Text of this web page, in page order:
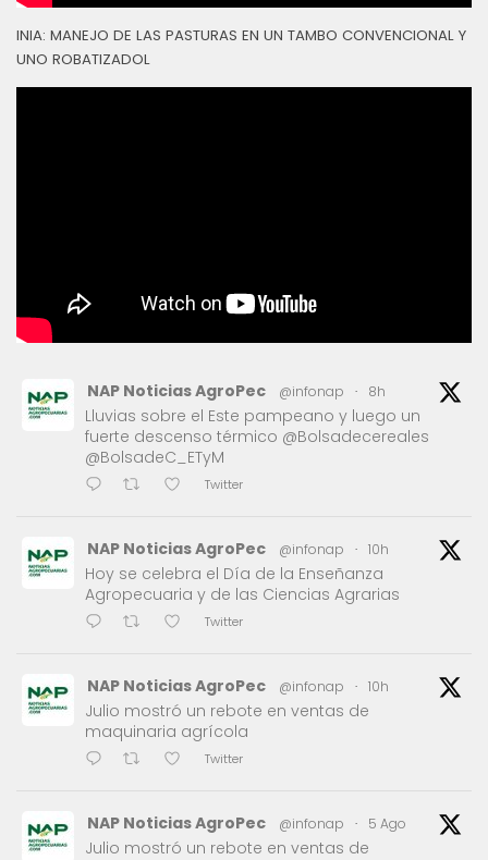
INIA: MANEJO DE LAS PASTURAS EN UN TAMBO CONVENCIONAL Y
UNO ROBATIZADOL
NAP Noticias AgroPec @infonap · 8h
Lluvias sobre el Este pampeano y luego un
fuerte descenso térmico @Bolsadecereales
@BolsadeC_ETyM
Twitter
NAP Noticias AgroPec @infonap · 10h
Hoy se celebra el Día de la Enseñanza
Agropecuaria y de las Ciencias Agrarias
Twitter
NAP Noticias AgroPec @infonap · 10h
Julio mostró un rebote en ventas de
maquinaria agrícola
Twitter
NAP Noticias AgroPec @infonap · 5 Ago
Julio mostró un rebote en ventas de